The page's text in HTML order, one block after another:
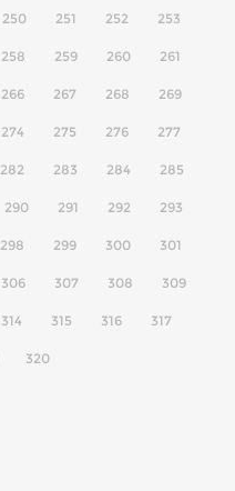
250 251 252 253
258 259 260 261
266 267 268 269
274 275 276 277
282 283 284 285
290 291 292 293
298 299 300 301
306 307 308 309
314 315 316 317
320